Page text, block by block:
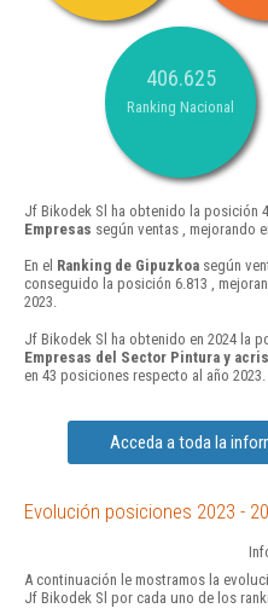
406.625
Ranking Nacional
Jf Bikodek Sl ha obtenido la posición
Empresas según ventas , mejorando
En el Ranking de Gipuzkoa según
conseguido la posición 6.813 ,
2023.
Jf Bikodek Sl ha obtenido en 2024 la
Empresas del Sector Pintura y
en 43 posiciones respecto al año 2023.
Acceda a toda la
Evolución posiciones 2023 -
A continuación le mostramos la
Jf Bikodek Sl por cada uno de los